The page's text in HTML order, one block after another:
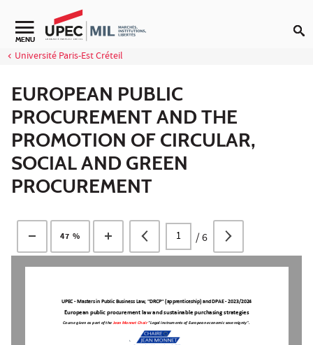
Aller au contenu
Navigation secondaire
MENU
Université Paris-Est Créteil
EUROPEAN PUBLIC
PROCUREMENT AND THE
PROMOTION OF CIRCULAR,
SOCIAL AND GREEN
PROCUREMENT
47 % /6
UPEC -Masters in Public Business Law, "DRCP" (apprenticeship) and DPAE -2023/2024
European public procurement law and sustainable purchasing strategies
Course given as part of the Jean Monnet Chair "Legal instruments of European economic sovereignty".